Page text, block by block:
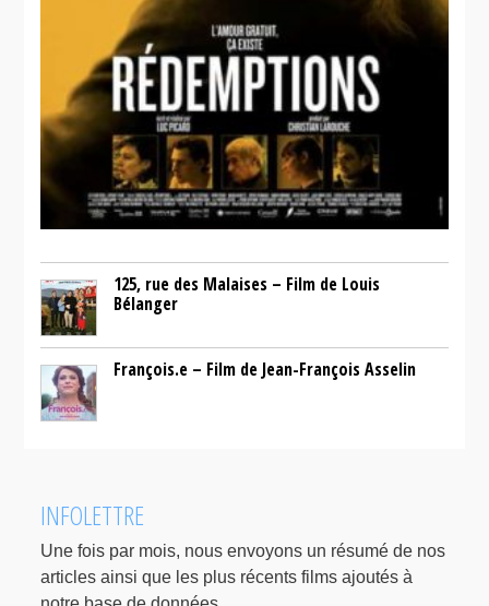
125, rue des Malaises – Film de Louis
Bélanger
François.e – Film de Jean-François Asselin
INFOLETTRE
Une fois par mois, nous envoyons un résumé de nos
articles ainsi que les plus récents films ajoutés à